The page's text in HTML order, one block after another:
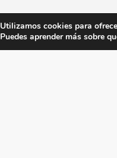
Utilizamos cookies para
Puedes aprender más sobre